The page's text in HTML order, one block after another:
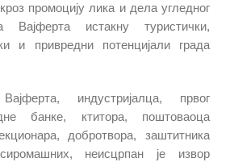
промоцију лика и дела угледног
Вајферта истакну туристички,
и привредни потенцијали града
индустријалца, првог
банке, ктитора, поштоваоца
добротвора, заштитника
неисцрпан је извор